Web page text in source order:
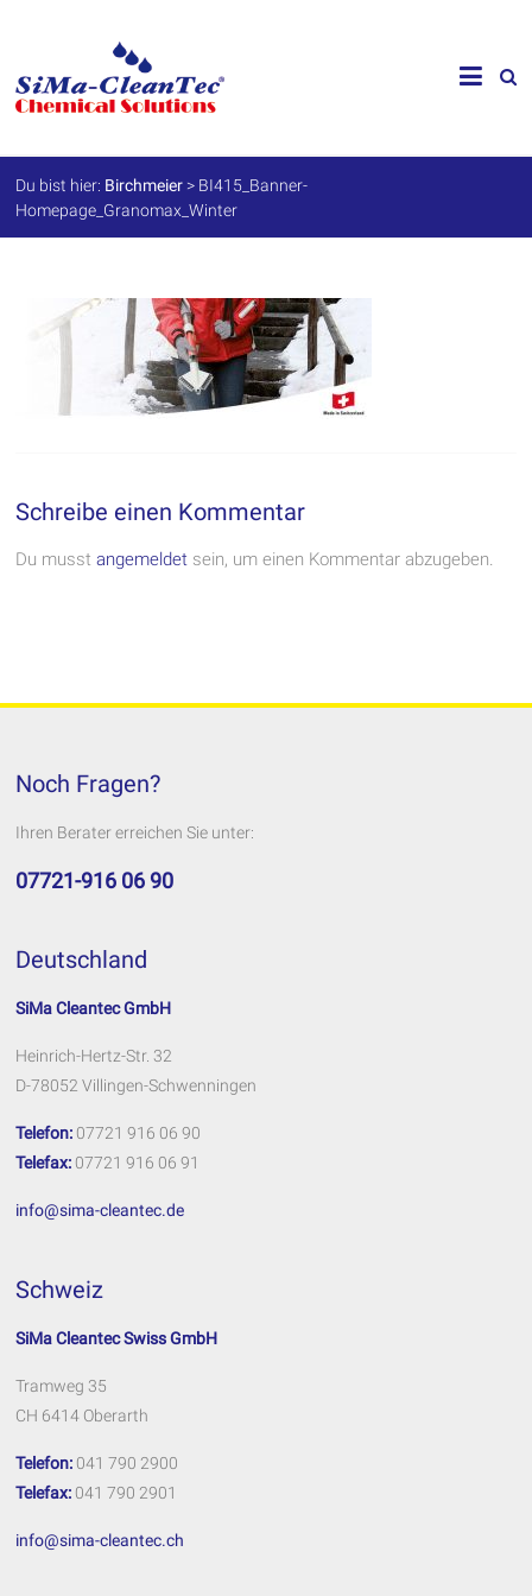
SiMa-
Cleantec
GmbH
Spezialprodukte
für
Werterhalt
Du bist hier: Birchmeier > BI415_Banner-
Homepage_Granomax_Winter
Schreibe einen Kommentar
Du musstangemeldet sein, um einen Kommentar abzugeben.
Noch Fragen?
Ihren Berater erreichen Sie unter:
07721-916 06 90
Deutschland
SiMa Cleantec GmbH
Heinrich-Hertz-Str. 32
D-78052 Villingen-Schwenningen
Telefon: 07721 916 06 90
Telefax: 07721 916 06 91
info@sima-cleantec.de
Schweiz
SiMa Cleantec Swiss GmbH
Tramweg 35
CH 6414 Oberarth
Telefon: 041 790 2900
Telefax: 041 790 2901
info@sima-cleantec.ch